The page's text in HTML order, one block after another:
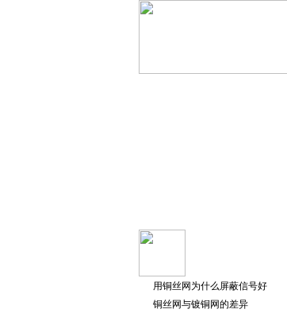
用铜丝网为什么屏蔽信号好
铜丝网与镀铜网的差异